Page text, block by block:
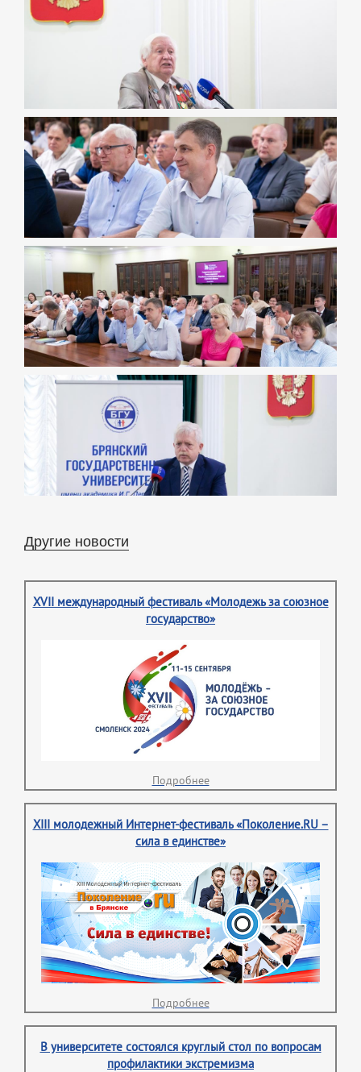
Другие новости
XVII международный фестиваль «Молодежь за союзное
государство»
Подробнее
XIII молодежный Интернет-фестиваль «Поколение.RU –
сила в единстве»
Подробнее
В университете состоялся круглый стол по вопросам
профилактики экстремизма